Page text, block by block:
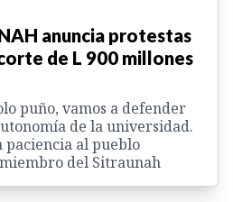
anuncia protestas
de L 900 millones
puño, vamos a defender
de la universidad.
paciencia al pueblo
del Sitraunah